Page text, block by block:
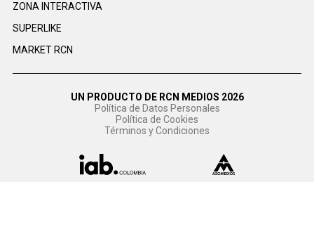
ZONA INTERACTIVA
SUPERLIKE
MARKET RCN
UN PRODUCTO DE RCN MEDIOS 2026
Política de Datos Personales
Política de Cookies
Términos y Condiciones